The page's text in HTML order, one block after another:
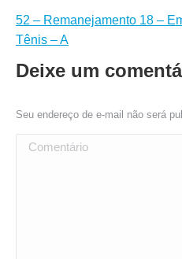
52 – Remanejamento 18 –
Tênis – A
Deixe um
Seu endereço de e-mail não será
Comentário